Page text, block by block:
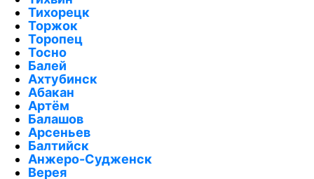
Тихорецк
Торжок
Торопец
Тосно
Балей
Ахтубинск
Абакан
Артём
Балашов
Арсеньев
Балтийск
Анжеро-Судженск
Верея